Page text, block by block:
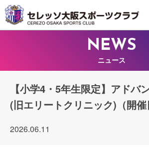
NEWS
ニュース
【小学4・5年生限定】アドバ
(旧エリートクリニック)（開催
2026.06.11